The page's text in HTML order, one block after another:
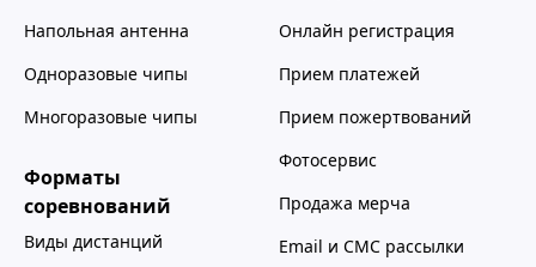
Напольная антенна
Одноразовые чипы
Многоразовые чипы
Форматы
соревнований
Виды дистанций
Онлайн регистрация
Прием платежей
Прием пожертвований
Фотосервис
Продажа мерча
Email и СМС рассылки